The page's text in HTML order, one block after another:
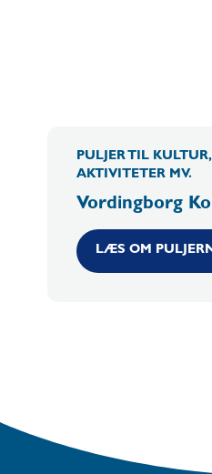
PULJER TIL
AKTIVITETER MV.
Vordingborg
LÆS OM